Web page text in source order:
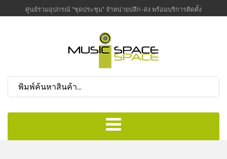
ศูนย์รวมอุปกรณ์ "ชุดประชุม" จำหน่ายปลีก-ส่ง พร้อมบริการติดตั้ง